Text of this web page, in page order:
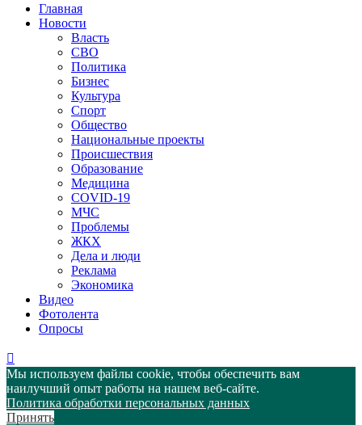
Главная
Новости
Власть
СВО
Политика
Бизнес
Культура
Спорт
Общество
Национальные проекты
Происшествия
Образование
Медицина
COVID-19
МЧС
Проблемы
ЖКХ
Дела и люди
Реклама
Экономика
Видео
Фотолента
Опросы
Мы используем файлы cookie, чтобы обеспечить вам
наилучший опыт работы на нашем веб-сайте.
Политика обработки персональных данных
Принять